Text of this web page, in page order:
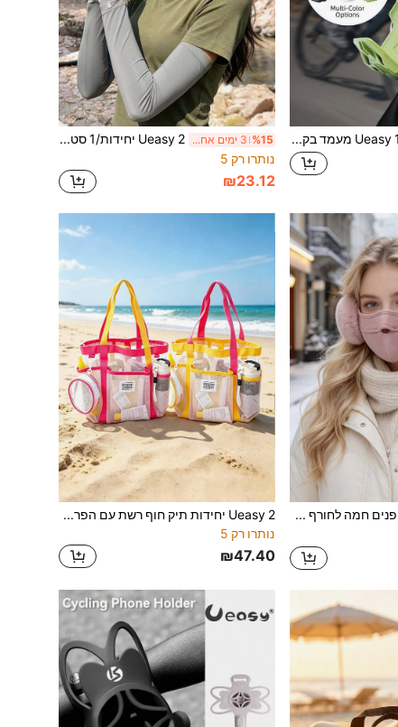
Ueasy 1pc מעמד בקבוק מים אוניברסלי לאופנוע, מעמד כוס משקה עבה מ-ABS חסין זעזועים לאופניים, מעמד כוס מתכוונן מסתובב 360°, התקנה קלה ללא קידוח, עיצוב עם סגירה אוטומטית מתאים לכוסות 32-77 מ"מ על כלי רכב דו-גלגליים %15 3 ימים אחרונים
Ueasy 2 יחידות/1 סט שרוולי זרוע עם הגנת שמש UPF 50+ וקירור קרח, מגיני זרוע למסך מגע ללא החלקה עם חור לשעון, לרכיבה על אופניים, חוף, נסיעה ושימוש יומיומי
נותרו רק 5
₪23.12
Ueasy מסכת פנים חמה לחורף עם כיסויי אוזניים, מסכת חצי פנים חסינת רוח, בלקלאבה, יוניסקס, נושמת ועמידה לקור, מתאימה לסקי, סנואוורדינג, רכיבה על אופנוע וספורט חוץ חורפיים אחרים
Ueasy 2 יחידות תיק חוף רשת עם הפרדה רטוב-יבש, תיק אחסון שחייה עמיד למים עם מספר כיסים, ייבוש מהיר, מתאים לבריכה, נסיעות, חדר כושר, מעונות, פריט חוף קיץ חיוני למבוגרים ללא הבחנה מגדרית, מתנת חג לחברים גברים ונשים
נותרו רק 5
₪47.40